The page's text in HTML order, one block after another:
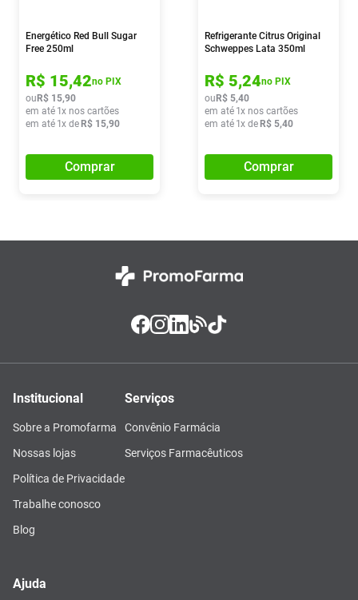
Energético Red Bull Sugar
Free 250ml
R$ 15,42no PIX
ou R$ 15,90
em até 1x nos cartões
em até 1x de R$ 15,90
Comprar
Refrigerante Citrus Original
Schweppes Lata 350ml
R$ 5,24no PIX
ou R$ 5,40
em até 1x nos cartões
em até 1x de R$ 5,40
Comprar
Institucional
Sobre a Promofarma
Nossas lojas
Política de Privacidade
Trabalhe conosco
Blog
Serviços
Convênio Farmácia
Serviços Farmacêuticos
Ajuda